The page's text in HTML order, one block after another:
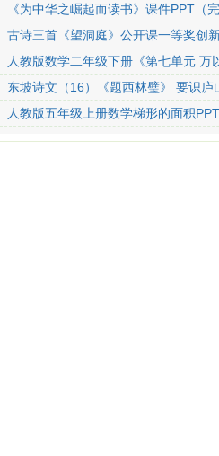
件ppt
《为中华之崛起而读书》课件PPT（
部编.pptx
古诗三首《望洞庭》公开课一等奖创
人教版数学二年级下册《第七单元 万
百、整千数加减法P
东坡诗文（16）《题西林璧》 要识
重人教版五年级上册数学梯形的面积